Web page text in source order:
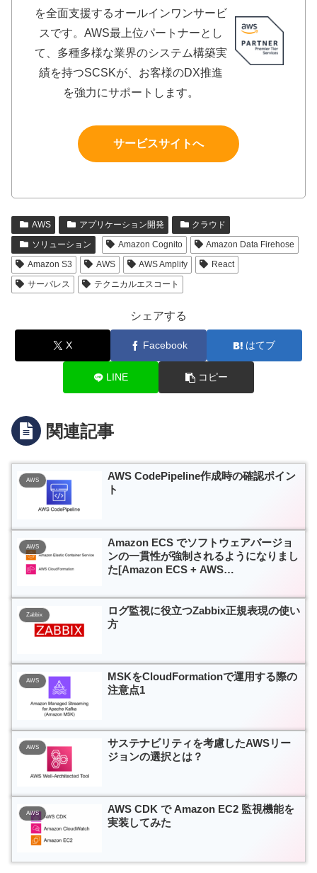
を全面支援するオールインワンサービ
スです。AWS最上位パートナーとし
て、多種多様な業界のシステム構築実
績を持つSCSKが、お客様のDX推進
を強力にサポートします。
サービスサイトへ
AWS アプリケーション開発
クラウド
ソリューション
Amazon Cognito
Amazon Data Firehose
Amazon S3
AWS AWS Amplify
React
サーバレス
テクニカルエスコート
シェアする
X Facebook はてブ
LINE コピー
関連記事
AWS
AWS CodePipeline作成時の確認ポイン
ト
AWS
Amazon ECS でソフトウェアバージョ
ンの一貫性が強制されるようになりまし
た[Amazon ECS + AWS
Zabbix
ログ監視に役立つZabbix正規表現の使い
方
AWS
MSKをCloudFormationで運用する際の
注意点1
AWS
サステナビリティを考慮したAWSリー
ジョンの選択とは？
AWS
AWS CDK で Amazon EC2 監視機能を
実装してみた